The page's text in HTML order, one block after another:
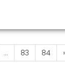
... 83 84